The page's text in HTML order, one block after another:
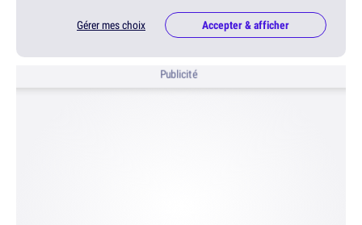
Gérer mes choix Accepter & afficher
Publicité